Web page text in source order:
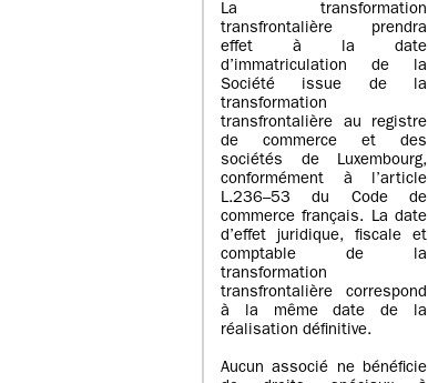
La transformation
transfrontalière prendra
effet à la date
d’immatriculation de la
Société issue de la
transformation
transfrontalière au registre
de commerce et des
sociétés de Luxembourg,
conformément à l’article
L.236–53 du Code de
commerce français. La date
d’effet juridique, fiscale et
comptable de la
transformation
transfrontalière correspond
à la même date de la
réalisation définitive.
Aucun associé ne bénéficie